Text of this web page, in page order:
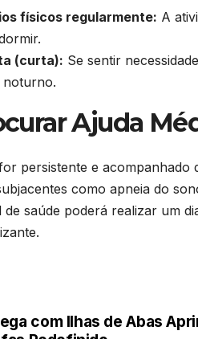
físicos regularmente: A
(curta): Se sentir
Ajuda
persistente e
como apneia do
saúde poderá realizar um
com Ilhas de Abas